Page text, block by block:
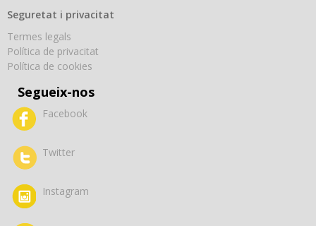
Seguretat i privacitat
Termes legals
Política de privacitat
Política de cookies
Segueix-nos
Facebook
Twitter
Instagram